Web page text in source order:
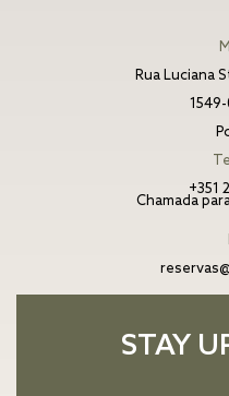
Rua Luciana
+351
Chamada
STAY